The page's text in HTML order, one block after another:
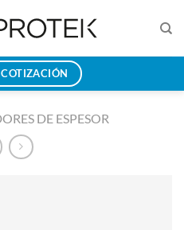
DE ESPESOR